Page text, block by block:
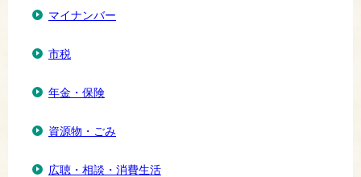
マイナンバー
市税
年金・保険
資源物・ごみ
広聴・相談・消費生活